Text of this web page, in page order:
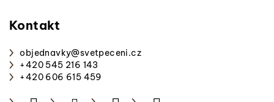
Kontakt
objednavky@svetpeceni.cz
+420 545 216 143
+420 606 615 459